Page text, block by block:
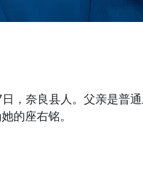
奈良县人。父亲是普通
的座右铭。